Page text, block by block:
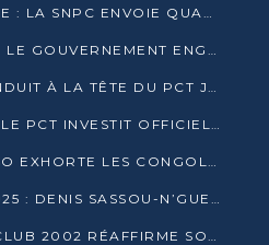
BOURSES D’EXCELLENCE : LA SNPC ENVOIE QUATRE NOUVEAUX TALENTS CONGOLAIS SE FORMER À BAKOU
MARCHÉS DOMANIAUX : LE GOUVERNEMENT ENGAGE LA STRUCTURATION DES TAXES D’ASSAINISSEMENT
PIERRE MOUSSA RECONDUIT À LA TÊTE DU PCT JUSQU’EN 2031
PRÉSIDENTIELLE 2026 : LE PCT INVESTIT OFFICIELLEMENT DENIS SASSOU NGUESSO
DENIS SASSOU-N’GUESSO EXHORTE LES CONGOLAIS À L’UNITÉ ET AU FAIR-PLAY DÉMOCRATIQUE EN 2026
RÉVEILLON D’ARMES 2025 : DENIS SASSOU-N’GUESSO GARANTIT DES ÉLECTIONS 2026 PAISIBLES ET SÉCURISÉES
CONGRÈS DU PCT : LE CLUB 2002 RÉAFFIRME SON SOUTIEN À DENIS SASSOU-N’GUESSO POUR 2026